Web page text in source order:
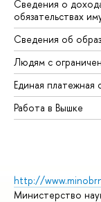
Сведения о
обязательствах
Сведения об
Людям с
Единая платежная
Работа в Вышке
http://
Министерство